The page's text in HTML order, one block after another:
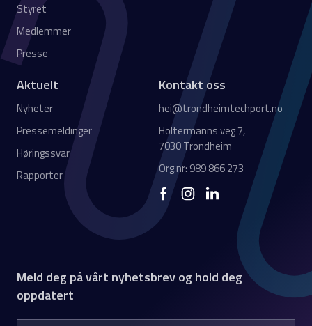
Styret
Medlemmer
Presse
Aktuelt
Nyheter
Pressemeldinger
Høringssvar
Rapporter
Kontakt oss
hei@trondheimtechport.no
Holtermanns veg 7,
7030 Trondheim
Org.nr: 989 866 273
Meld deg på vårt nyhetsbrev og hold deg
oppdatert